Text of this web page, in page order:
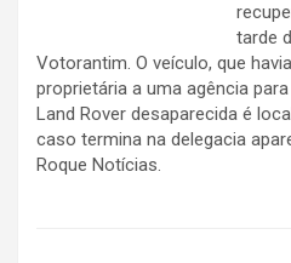
tarde
Votorantim. O veículo, que
proprietária a uma agência
Land Rover desaparecida é
caso termina na delegacia
Roque Notícias.